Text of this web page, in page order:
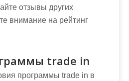
отзывы других
внимание на рейтинг
trade in
программы trade in в